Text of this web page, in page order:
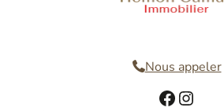
Nous appeler
Facebook Instagram